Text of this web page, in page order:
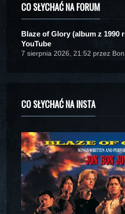
CO SŁYCHAĆ NA FORUM
Blaze of Glory (album z 1990
YouTube
7 sierpnia 2026, 21:52 przez
CO SŁYCHAĆ NA INSTA